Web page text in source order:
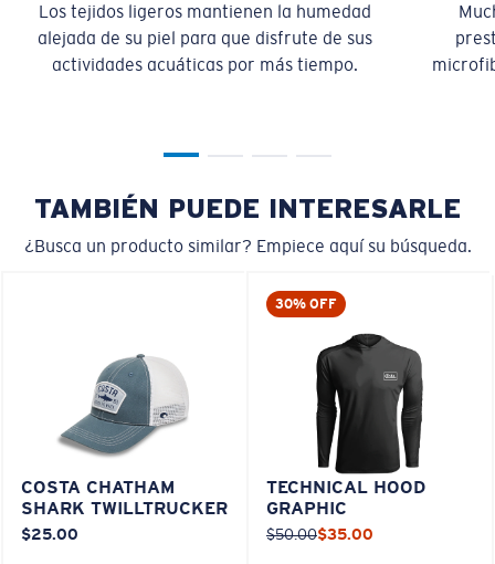
Los tejidos ligeros mantienen la humedad
alejada de su piel para que disfrute de sus
actividades acuáticas por más tiempo.
TAMBIÉN PUEDE INTERESARLE
¿Busca un producto similar? Empiece aquí su búsqueda.
COSTA CHATHAM
SHARK TWILLTRUCKER
$25.00
30% OFF
TECHNICAL HOOD
GRAPHIC
$50.00$35.00